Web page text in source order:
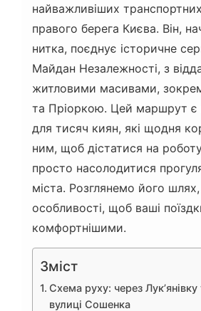
найважливіших
правого берега Києва. Він,
нитка, поєднує історичне
Майдан Незалежності, з
житловими масивами,
та Пріоркою. Цей маршрут є
для тисяч киян, які щодня
ним, щоб дістатися на
просто насолодитися
міста. Розглянемо його
особливості, щоб ваші
комфортнішими.
Зміст
Схема руху: через
вулиці Сошенка